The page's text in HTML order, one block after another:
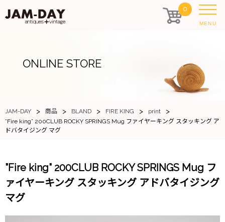
0
MENU
ONLINE STORE
JAM-DAY > 商品 > BLAND > FIRE KING > print >
”Fire king” 200CLUB ROCKY SPRINGS Mug ファイヤーキング スタッキング ア
ドバタイジング マグ
”Fire king” 200CLUB ROCKY SPRINGS Mug フ
ァイヤーキング スタッキング アドバタイジング
マグ